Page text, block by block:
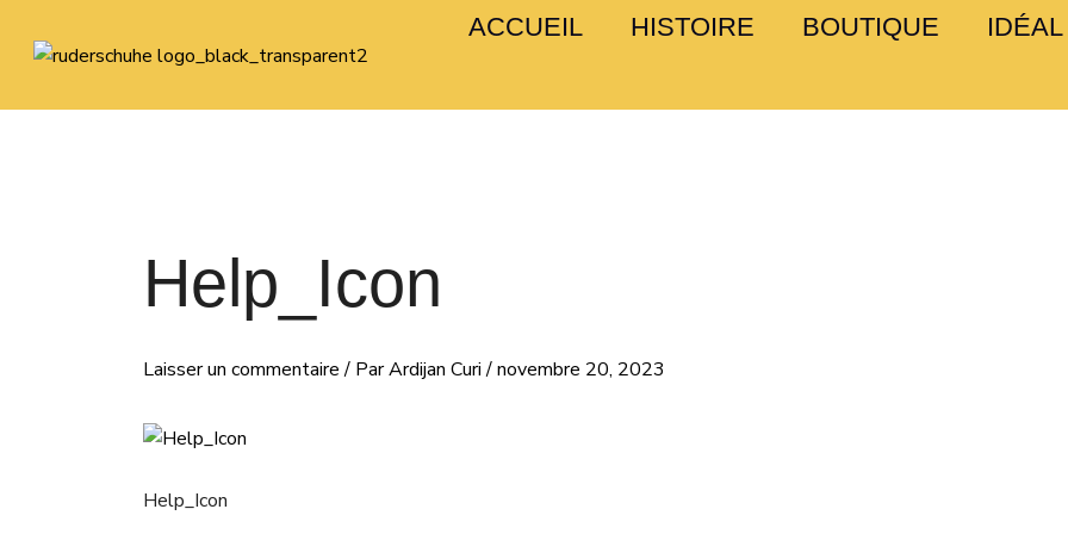
ACCUEIL HISTOIRE BOUTIQUE
Help_Icon
Laisser un commentaire / ParArdijan Curi/novembre 20, 2023
Help_Icon
des